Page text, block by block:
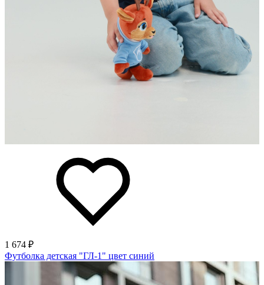
1 674 ₽
Футболка детская "ГЛ-1" цвет синий